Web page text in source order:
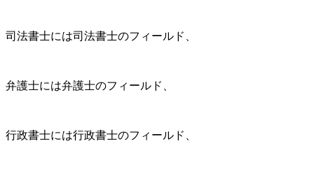
司法書士には司法書士のフィールド、
弁護士には弁護士のフィールド、
行政書士には行政書士のフィールド、